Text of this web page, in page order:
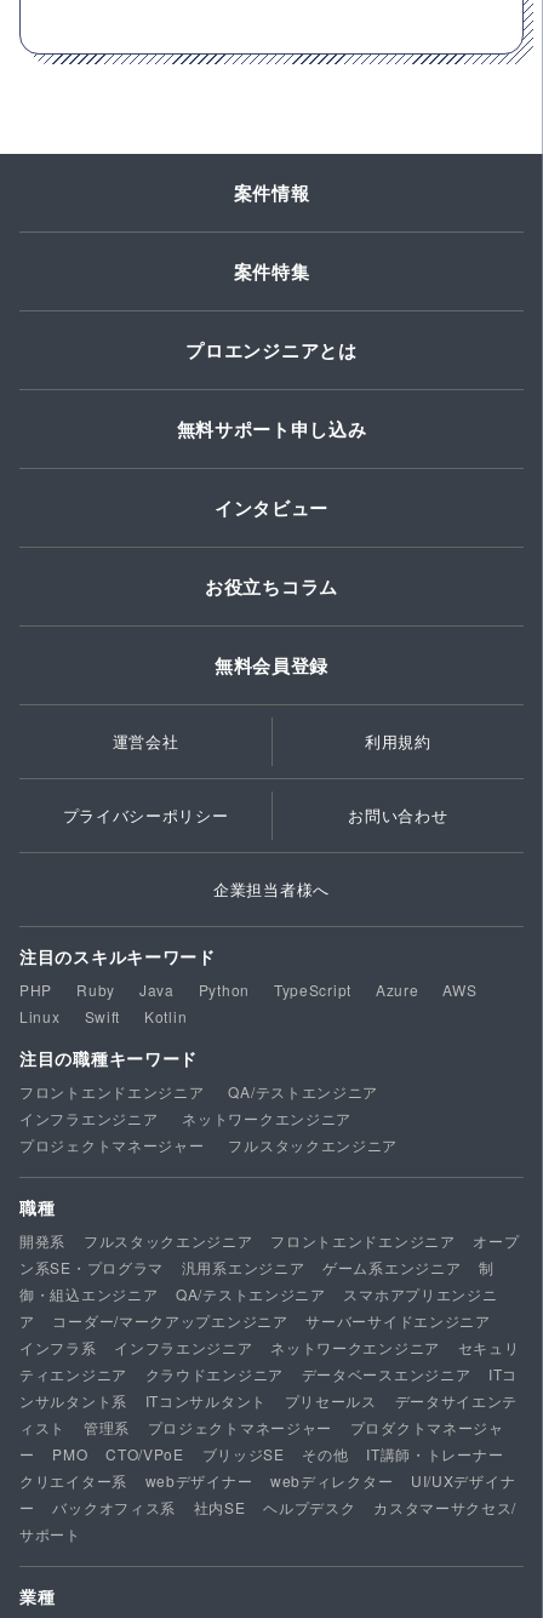
案件情報
案件特集
プロエンジニアとは
無料サポート申し込み
インタビュー
お役立ちコラム
無料会員登録
運営会社 利用規約
プライバシーポリシー お問い合わせ
企業担当者様へ
注目のスキルキーワード
PHP Ruby Java Python TypeScript Azure
AWS
Linux
Swift Kotlin
注目の職種キーワード
フロントエンドエンジニア
QA/テストエンジニア
インフラエンジニア
ネットワークエンジニア
プロジェクトマネージャー
フルスタックエンジニア
職種
開発系 フルスタックエンジニア フロントエンドエンジニア
オープ
ン系SE・プログラマ
汎用系エンジニア ゲーム系エンジニア
制
御・組込エンジニア
QA/テストエンジニア
スマホアプリエンジニ
ア
コーダー/マークアップエンジニア
サーバーサイドエンジニア
インフラ系
インフラエンジニア ネットワークエンジニア
セキュリ
ティエンジニア
クラウドエンジニア データベースエンジニア
ITコ
ンサルタント系
ITコンサルタント プリセールス
データサイエンテ
ィスト
管理系 プロジェクトマネージャー
プロダクトマネージャ
ー
PMO CTO/VPoE ブリッジSE その他
IT講師・トレーナー
クリエイター系
webデザイナー webディレクター
UI/UXデザイナ
ー
バックオフィス系 社内SE ヘルプデスク
カスタマーサクセス/
サポート
業種